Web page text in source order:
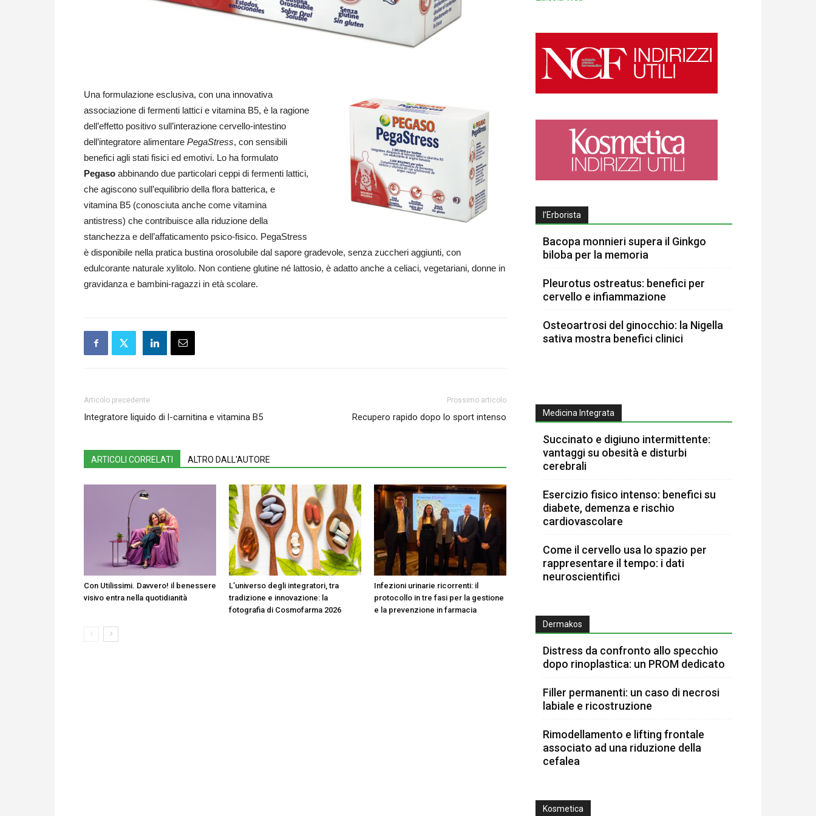
Una formulazione esclusiva, con una innovativa
associazione di fermenti lattici e vitamina B5, è la ragione
dell’effetto positivo sull’interazione cervello-intestino
dell’integratore alimentare PegaStress, con sensibili
benefici agli stati fisici ed emotivi. Lo ha formulato
Pegaso abbinando due particolari ceppi di fermenti lattici,
che agiscono sull’equilibrio della flora batterica, e
vitamina B5 (conosciuta anche come vitamina
antistress) che contribuisce alla riduzione della
stanchezza e dell’affaticamento psico-fisico. PegaStress
è disponibile nella pratica bustina orosolubile dal sapore gradevole, senza zuccheri aggiunti, con
edulcorante naturale xylitolo. Non contiene glutine né lattosio, è adatto anche a celiaci, vegetariani, donne in
gravidanza e bambini-ragazzi in età scolare.
Articolo precedente
Integratore liquido di l-carnitina e vitamina B5
Prossimo articolo
Recupero rapido dopo lo sport intenso
ARTICOLI CORRELATI ALTRO DALL'AUTORE
Con Utilissimi. Davvero! il benessere
visivo entra nella quotidianità
L’universo degli integratori, tra
tradizione e innovazione: la
fotografia di Cosmofarma 2026
Infezioni urinarie ricorrenti: il
protocollo in tre fasi per la gestione
e la prevenzione in farmacia
l’Erborista
Bacopa monnieri supera il Ginkgo
biloba per la memoria
Pleurotus ostreatus: benefici per
cervello e infiammazione
Osteoartrosi del ginocchio: la Nigella
sativa mostra benefici clinici
Medicina Integrata
Succinato e digiuno intermittente:
vantaggi su obesità e disturbi
cerebrali
Esercizio fisico intenso: benefici su
diabete, demenza e rischio
cardiovascolare
Come il cervello usa lo spazio per
rappresentare il tempo: i dati
neuroscientifici
Dermakos
Distress da confronto allo specchio
dopo rinoplastica: un PROM dedicato
Filler permanenti: un caso di necrosi
labiale e ricostruzione
Rimodellamento e lifting frontale
associato ad una riduzione della
cefalea
Kosmetica